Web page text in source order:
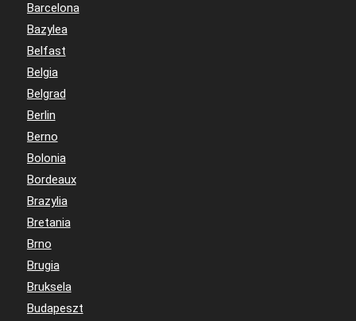
Barcelona
Bazylea
Belfast
Belgia
Belgrad
Berlin
Berno
Bolonia
Bordeaux
Brazylia
Bretania
Brno
Brugia
Bruksela
Budapeszt